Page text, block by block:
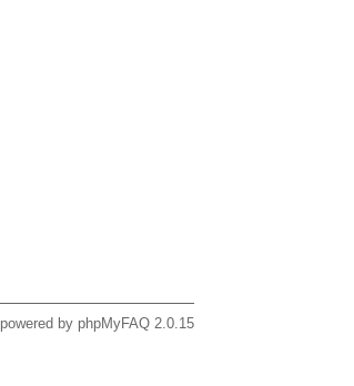
powered by phpMyFAQ 2.0.15